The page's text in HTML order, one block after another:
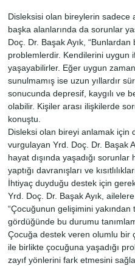
Disleksisi olan bireylerin sadece
başka alanlarında da sorunlar
Doç. Dr. Başak Ayık,
problemlerdir. Kendilerini uygun
yaşayabilirler. Eğer uygun
sunulmamış ise uzun yıllardır
sonucunda depresif, kaygılı ve
olabilir. Kişiler arası ilişkilerde
konuştu.
Disleksi olan bireyi anlamak için
vurgulayan Yrd. Doç. Dr. Başak
hayat dışında yaşadığı
yaptığı davranışları ve
İhtiyaç duyduğu destek için
Yrd. Doç. Dr. Başak Ayık,
“Çocuğunun gelişimini yakından
gördüğünde bu durumu
Çocuğa destek veren olumlu bir
ile birlikte çocuğuna yaşadığı
zayıf yönlerini fark etmesini